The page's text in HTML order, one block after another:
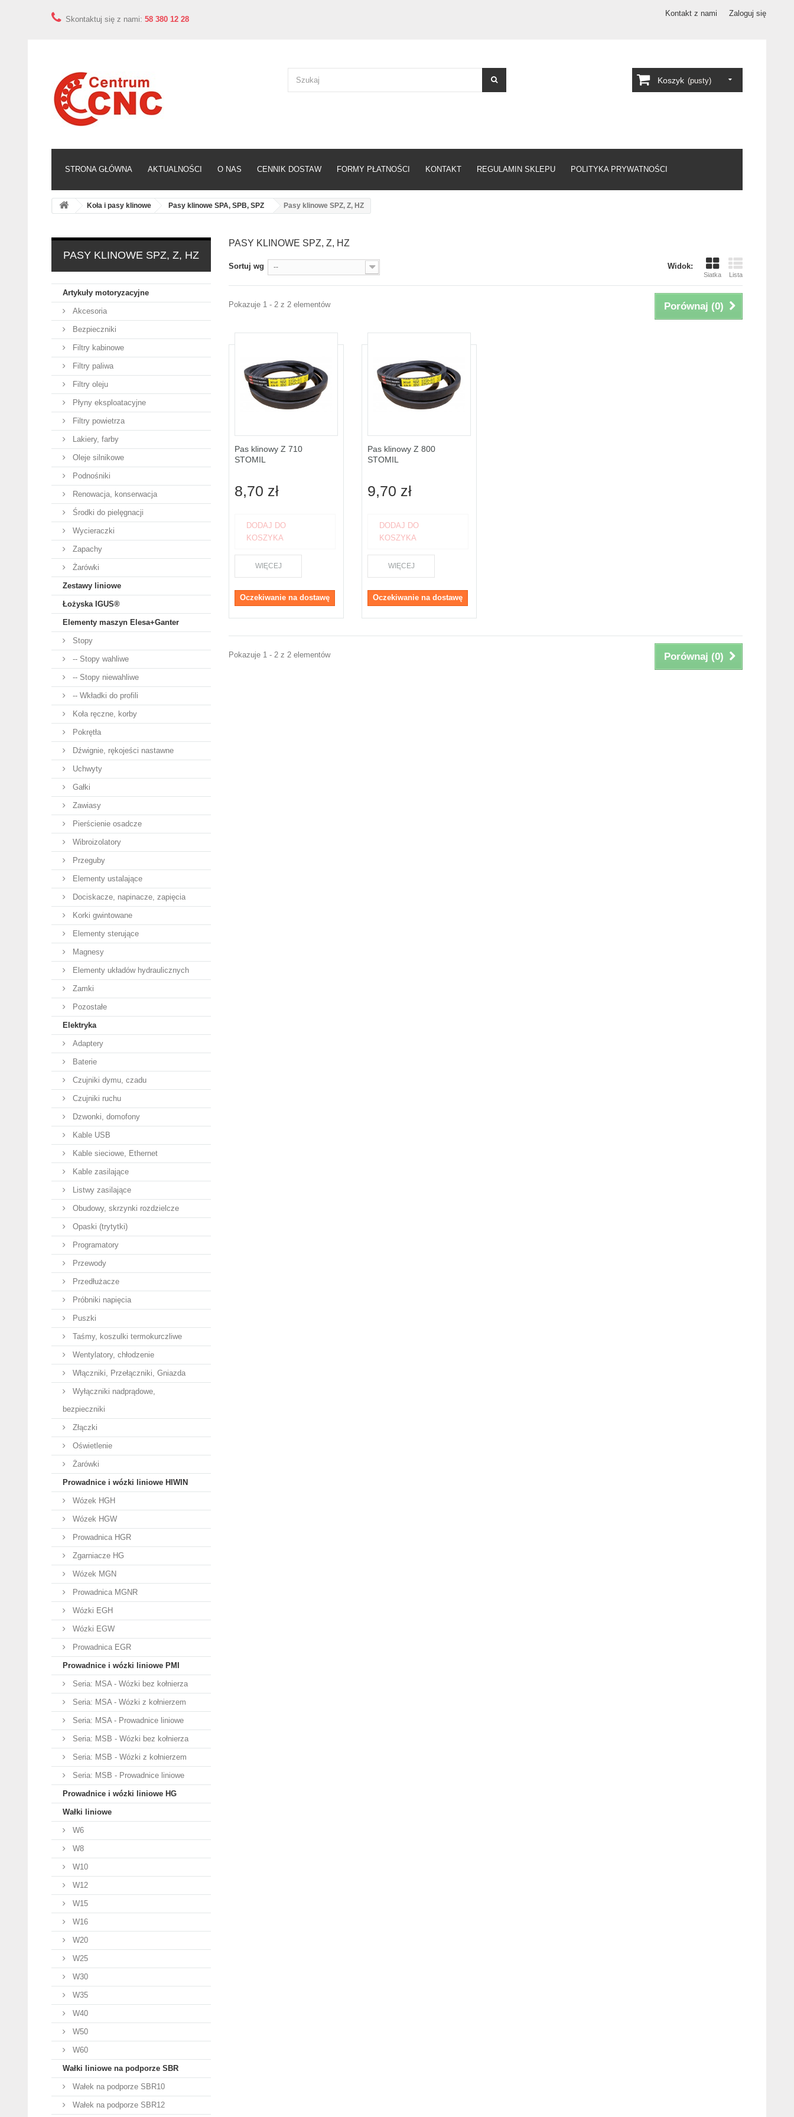
Zaloguj się
Kontakt z nami
Skontaktuj się z nami: 58 380 12 28
Koszyk (pusty)
STRONA GŁÓWNA AKTUALNOŚCI O NAS CENNIK DOSTAW FORMY PŁATNOŚCI KONTAKT REGULAMIN SKLEPU POLITYKA PRYWATNOŚCI
Koła i pasy klinowe Pasy klinowe SPA, SPB, SPZ Pasy klinowe SPZ, Z, HZ
PASY KLINOWE SPZ, Z, HZ
Artykuły motoryzacyjne
Akcesoria
Bezpieczniki
Filtry kabinowe
Filtry paliwa
Filtry oleju
Płyny eksploatacyjne
Filtry powietrza
Lakiery, farby
Oleje silnikowe
Podnośniki
Renowacja, konserwacja
Środki do pielęgnacji
Wycieraczki
Zapachy
Żarówki
Zestawy liniowe
Łożyska IGUS®
Elementy maszyn Elesa+Ganter
Stopy
-- Stopy wahliwe
-- Stopy niewahliwe
-- Wkładki do profili
Koła ręczne, korby
Pokrętła
Dźwignie, rękojeści nastawne
Uchwyty
Gałki
Zawiasy
Pierścienie osadcze
Wibroizolatory
Przeguby
Elementy ustalające
Dociskacze, napinacze, zapięcia
Korki gwintowane
Elementy sterujące
Magnesy
Elementy układów hydraulicznych
Zamki
Pozostałe
Elektryka
Adaptery
Baterie
Czujniki dymu, czadu
Czujniki ruchu
Dzwonki, domofony
Kable USB
Kable sieciowe, Ethernet
Kable zasilające
Listwy zasilające
Obudowy, skrzynki rozdzielcze
Opaski (trytytki)
Programatory
Przewody
Przedłużacze
Próbniki napięcia
Puszki
Taśmy, koszulki termokurczliwe
Wentylatory, chłodzenie
Włączniki, Przełączniki, Gniazda
Wyłączniki nadprądowe,
bezpieczniki
Złączki
Oświetlenie
Żarówki
Prowadnice i wózki liniowe HIWIN
Wózek HGH
Wózek HGW
Prowadnica HGR
Zgarniacze HG
Wózek MGN
Prowadnica MGNR
Wózki EGH
Wózki EGW
Prowadnica EGR
Prowadnice i wózki liniowe PMI
Seria: MSA - Wózki bez kołnierza
Seria: MSA - Wózki z kołnierzem
Seria: MSA - Prowadnice liniowe
Seria: MSB - Wózki bez kołnierza
Seria: MSB - Wózki z kołnierzem
Seria: MSB - Prowadnice liniowe
Prowadnice i wózki liniowe HG
Wałki liniowe
W6
W8
W10
W12
W15
W16
W20
W25
W30
W35
W40
W50
W60
Wałki liniowe na podporze SBR
Wałek na podporze SBR10
Wałek na podporze SBR12
PASY KLINOWE SPZ, Z, HZ
Widok:
Siatka Lista
Sortuj wg --
Porównaj (0)
Pokazuje 1 - 2 z 2 elementów
Pas klinowy Z 710
STOMIL
8,70 zł
DODAJ DO
KOSZYKA
WIĘCEJ
Oczekiwanie na dostawę
Pas klinowy Z 800
STOMIL
9,70 zł
DODAJ DO
KOSZYKA
WIĘCEJ
Oczekiwanie na dostawę
Porównaj (0)
Pokazuje 1 - 2 z 2 elementów